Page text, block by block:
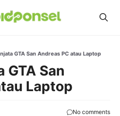
GTA San Andreas PC atau Laptop
GTA San
Laptop
No comments